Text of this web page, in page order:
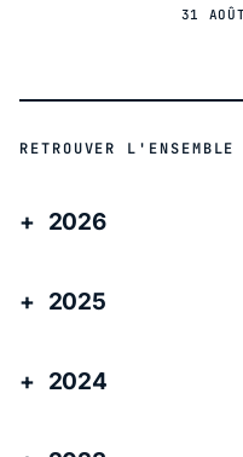
31
RETROUVER
2026
2025
2024